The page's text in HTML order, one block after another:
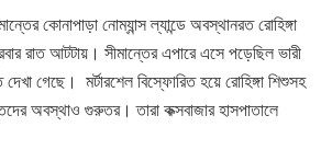
কোনাপাড়া নোম্যান্স ল্যান্ডে অবস্থানরত রোহিঙ্গা
রাত আটটায়। সীমান্তের এপারে এসে পড়েছিল ভারী
গেছে। মর্টারশেল বিস্ফোরিত হয়ে রোহিঙ্গা শিশুসহ
অবস্থাও গুরুতর। তারা কক্সবাজার হাসপাতালে